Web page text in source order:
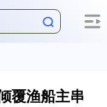
覆渔船主串